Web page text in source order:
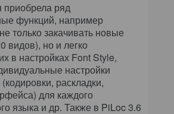
ряд
функций, например
только закачивать новые
видов), но и легко
в настройках Font Style,
настройки
раскладки,
для каждого
языка и др. Также в PiLoc 3.6